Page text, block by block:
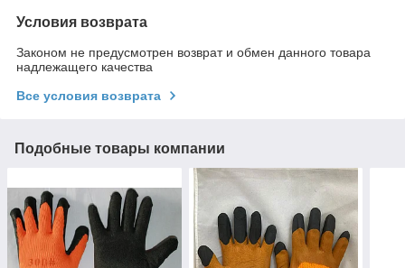
Условия возврата
Законом не предусмотрен возврат и обмен данного товара
надлежащего качества
Все условия возврата
Подобные товары компании